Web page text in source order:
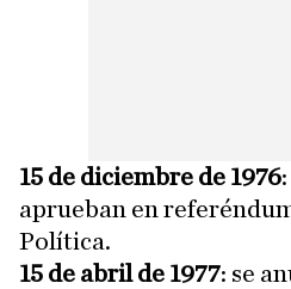
15 de diciembre de 1976
aprueban en
Política.
15 de abril de 1977: se